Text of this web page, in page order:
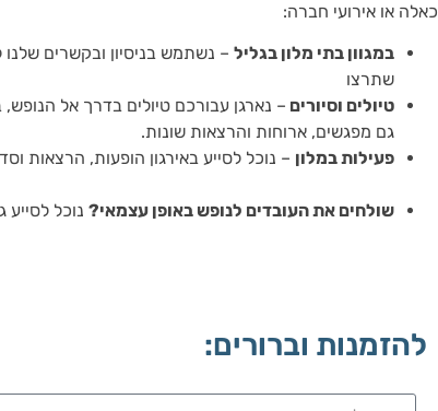
כאלה או אירועי חברה:
במגוון בתי מלון בגליל – נשתמש בניסיון ובקשרים
שתרצו
טיולים וסיורים – נארגן עבורכם טיולים בדרך אל הנופש,
גם מפגשים, ארוחות והרצאות שונות.
פעילות במלון – נוכל לסייע באירגון הופעות, הרצאות
שולחים את העובדים לנופש באופן עצמאי? נוכל לסייע
להזמנות וברורים: